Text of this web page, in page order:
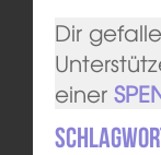
Dir
einer